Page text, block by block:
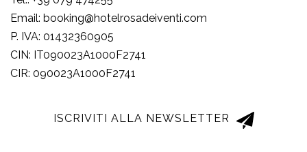
Email: booking@hotelrosadeiventi.com
P. IVA: 01432360905
CIN: IT090023A1000F2741
CIR: 090023A1000F2741
ISCRIVITI ALLA NEWSLETTER